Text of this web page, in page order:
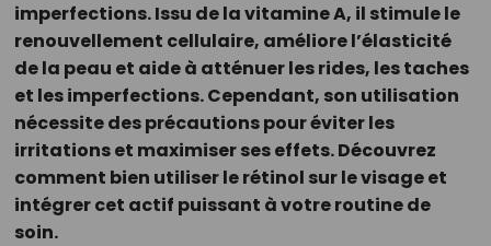
imperfections. Issu de la vitamine A, il stimule le
renouvellement cellulaire, améliore l’élasticité
de la peau et aide à atténuer les rides, les taches
et les imperfections. Cependant, son utilisation
nécessite des précautions pour éviter les
irritations et maximiser ses effets. Découvrez
comment bien utiliser le rétinol sur le visage et
intégrer cet actif puissant à votre routine de
soin.